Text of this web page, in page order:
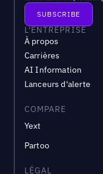
L'ENTREPRISE
À propos
Carrières
AI Information
Lanceurs d'alerte
COMPARE
Yext
Partoo
LÉGAL